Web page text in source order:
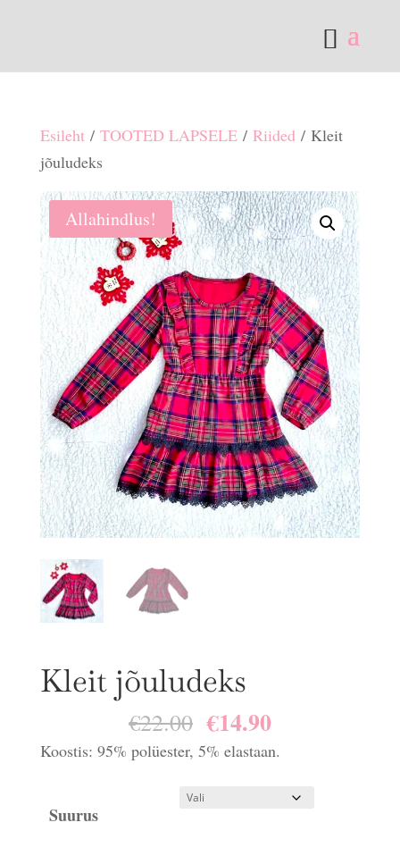
Esileht/ TOOTED LAPSELE/ Riided/ Kleit
jõuludeks
Allahindlus!
Kleit jõuludeks
€22.00 Algne
hind
€14.90Praegune
hind
€14.90.
Koostis: 95% polüester, 5% elastaan.
Suurus